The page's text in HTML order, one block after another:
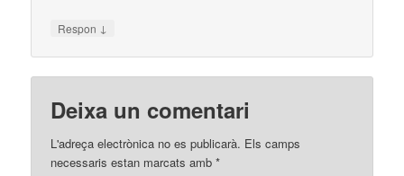
Respon ↓
Deixa un comentari
L'adreça electrònica no es publicarà. Els camps
necessaris estan marcats amb*